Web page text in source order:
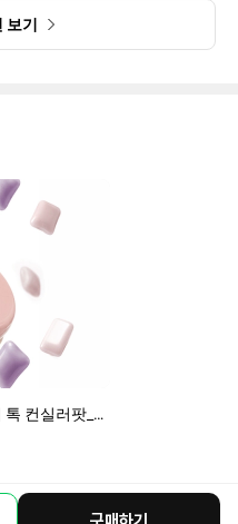
기
[에뛰드] 신상위크_더블래스팅 커버 톡 컨실러팟_#껌딱지커버